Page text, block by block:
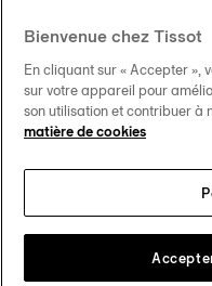
Nos engagements
Suivez-
Changer
Bienvenue chez Tissot
En cliquant sur « Accepter »,
sur votre appareil pour
son utilisation et contribuer à
matière de cookies